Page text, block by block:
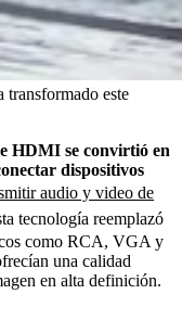
transformado este
HDMI se convirtió en
dispositivos
audio y video de
tecnología reemplazó
como RCA, VGA y
una calidad
en alta definición.